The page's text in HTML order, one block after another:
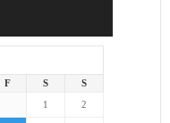
F S
S
1
2